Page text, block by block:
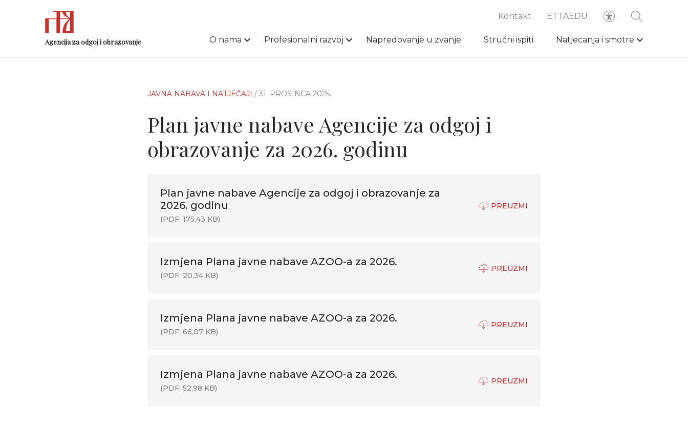
Agencija za odgoj i obrazovanje
Kontakt ETTAEDU
O nama Profesionalni razvoj Napredovanje u zvanje Stručni ispiti Natjecanja i smotre
JAVNA NABAVA I NATJEČAJI / 31. PROSINCA 2025.
Plan javne nabave Agencije za odgoj i
obrazovanje za 2026. godinu
Plan javne nabave Agencije za odgoj i obrazovanje za
2026. godinu
(PDF: 175,43 KB)
PREUZMI
Izmjena Plana javne nabave AZOO-a za 2026.
(PDF: 20,34 KB)
PREUZMI
Izmjena Plana javne nabave AZOO-a za 2026.
(PDF: 66,07 KB)
PREUZMI
Izmjena Plana javne nabave AZOO-a za 2026.
(PDF: 52,98 KB)
PREUZMI